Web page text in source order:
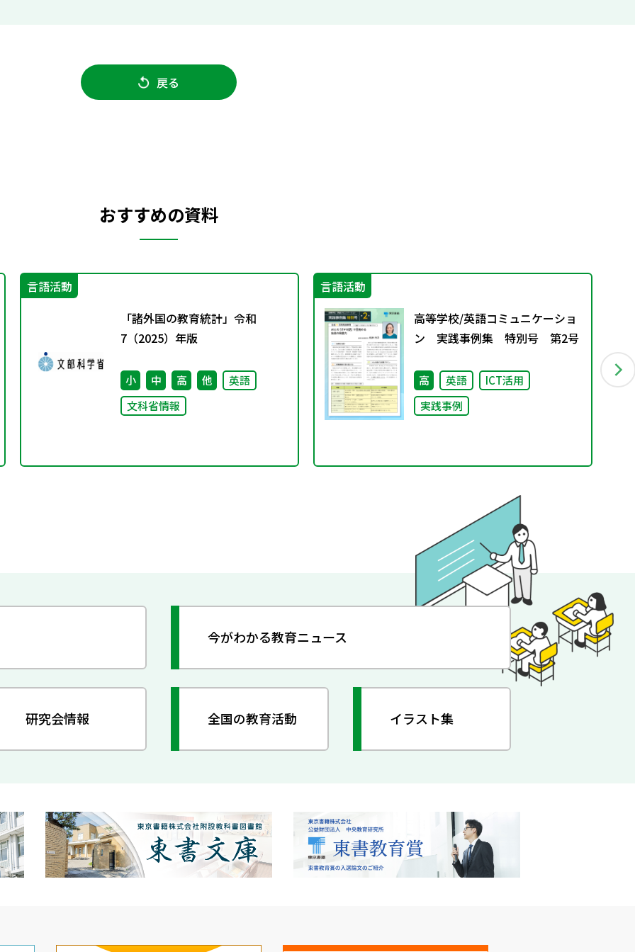
戻る
おすすめの資料
言語活動
「諸外国の教育統計」令和
7（2025）年版
小 中 高 他
英語
文科省情報
言語活動
高等学校/英語コミュニケーショ
ン 実践事例集 特別号 第2号
高 英語
ICT活用
実践事例
今がわかる教育ニュース
研究会情報 全国の教育活動 イラスト集